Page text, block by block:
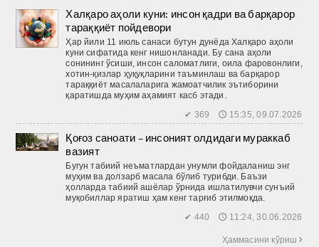
Халқаро аҳоли куни: инсон қадри ва барқарор
тараққиёт пойдевори
Ҳар йили 11 июль санаси бутун дунёда Халқаро аҳоли
куни сифатида кенг нишонланади. Бу сана аҳоли
сонининг ўсиши, инсон саломатлиги, оила фаровонлиги,
хотин-қизлар ҳуқуқларини таъминлаш ва барқарор
тараққиёт масалаларига жамоатчилик эътиборини
қаратишда муҳим аҳамият касб этади.
✔ 369 🕔 15:35, 09.07.2026
Қоғоз саноати – инсоният олдидаги мураккаб
вазият
Бугун табиий неъматлардан унумли фойдаланиш энг
муҳим ва долзарб масала бўлиб турибди. Баъзи
ҳолларда табиий ашёлар ўрнида ишлатилувчи сунъий
муқобиллар яратиш ҳам кенг тарғиб этилмоқда.
✔ 440 🕔 11:24, 30.06.2026
Ҳаммасини кўриш 